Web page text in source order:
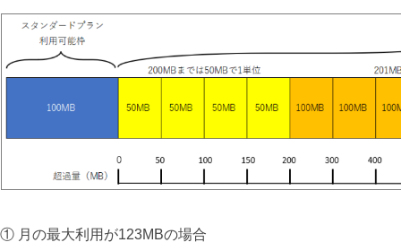
① 月の最大利用が123MBの場合